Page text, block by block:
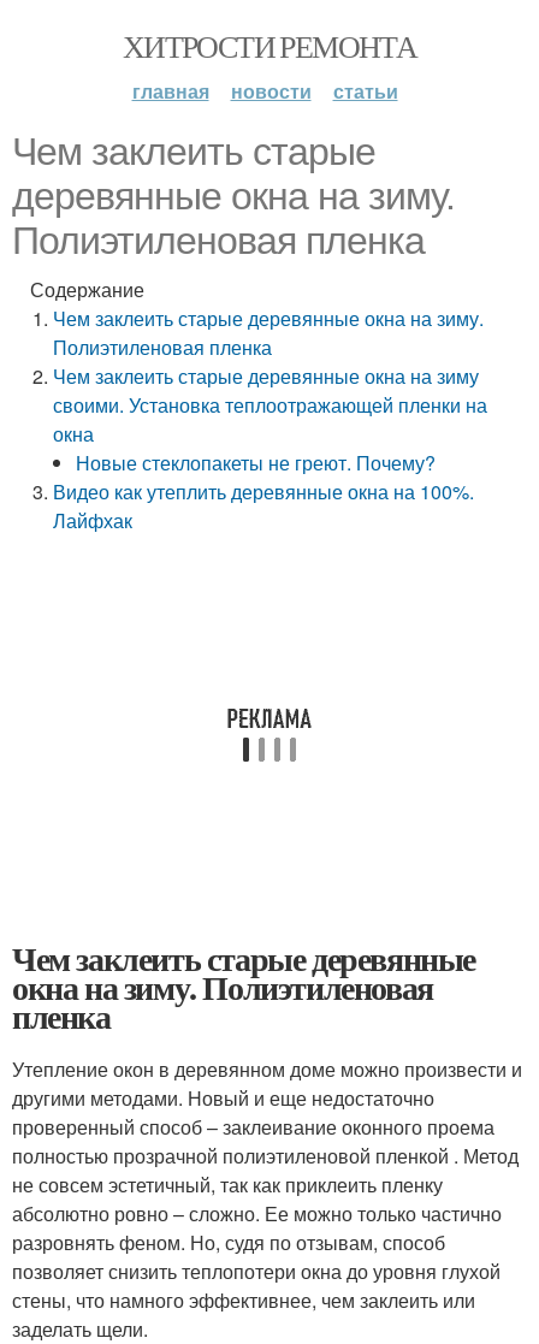
ХИТРОСТИ РЕМОНТА
главная новости статьи
Чем заклеить старые
деревянные окна на зиму.
Полиэтиленовая пленка
Содержание
Чем заклеить старые деревянные окна на зиму.
Полиэтиленовая пленка
Чем заклеить старые деревянные окна на зиму
своими. Установка теплоотражающей пленки на
окна
Новые стеклопакеты не греют. Почему?
Видео как утеплить деревянные окна на 100%.
Лайфхак
Чем заклеить старые деревянные
окна на зиму. Полиэтиленовая
пленка
Утепление окон в деревянном доме можно произвести и
другими методами. Новый и еще недостаточно
проверенный способ – заклеивание оконного проема
полностью прозрачной полиэтиленовой пленкой . Метод
не совсем эстетичный, так как приклеить пленку
абсолютно ровно – сложно. Ее можно только частично
разровнять феном. Но, судя по отзывам, способ
позволяет снизить теплопотери окна до уровня глухой
стены, что намного эффективнее, чем заклеить или
заделать щели.